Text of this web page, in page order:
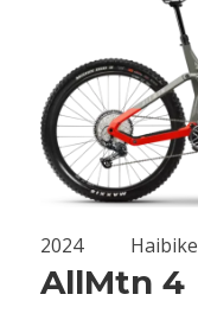
2024 Haibike
AllMtn 4